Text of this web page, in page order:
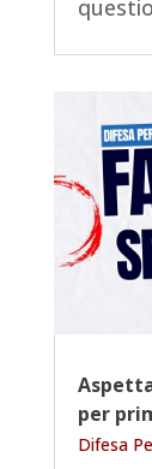
per
Difesa